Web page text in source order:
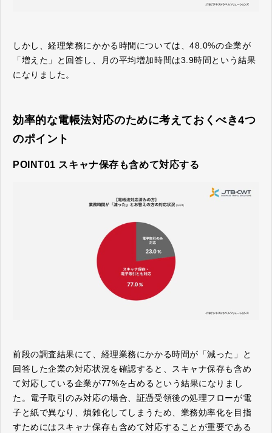
しかし、経理業務にかかる時間については、48.0%の企業が
「増えた」と回答し、月の平均増加時間は3.9時間という結果
になりました。
効率的な電帳法対応のために考えておくべき4つ
のポイント
POINT01 スキャナ保存も含めて対応する
前段の調査結果にて、経理業務にかかる時間が「減った」と
回答した企業の対応状況を確認すると、スキャナ保存も含め
て対応している企業が77%を占めるという結果になりまし
た。電子取引のみ対応の場合、証憑受領後の処理フローが電
子と紙で異なり、煩雑化してしまうため、業務効率化を目指
すためにはスキャナ保存も含めて対応することが重要である